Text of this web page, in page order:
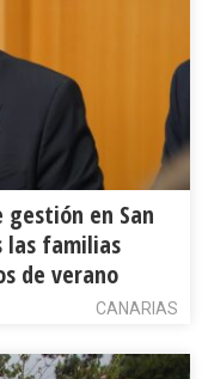
gestión en San
las familias
de verano
CANARIAS